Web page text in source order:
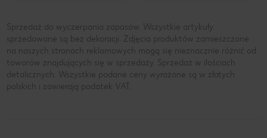
Sprzedaż do wyczerpania zapasów. Wszystkie artykuły
sprzedawane są bez dekoracji. Zdjęcia produktów zamieszczone
na naszych stronach reklamowych mogą się nieznacznie różnić od
towarów znajdujących się w sprzedaży. Sprzedaż w ilościach
detalicznych. Wszystkie podane ceny wyrażone są w złotych
polskich i zawierają podatek VAT.